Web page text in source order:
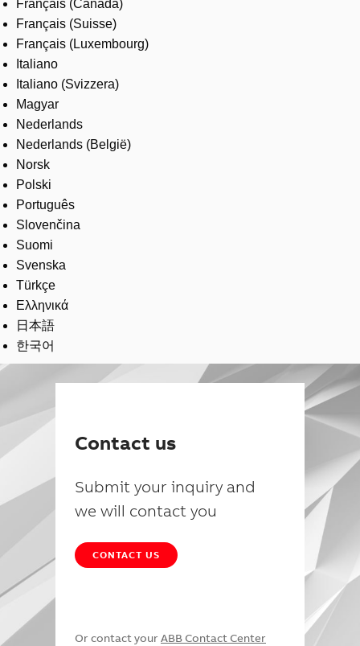
Français (Canada)
Français (Suisse)
Français (Luxembourg)
Italiano
Italiano (Svizzera)
Magyar
Nederlands
Nederlands (België)
Norsk
Polski
Português
Slovenčina
Suomi
Svenska
Türkçe
Ελληνικά
日本語
한국어
Contact us
Submit your inquiry and
we will contact you
CONTACT US
Or contact your ABB Contact Center